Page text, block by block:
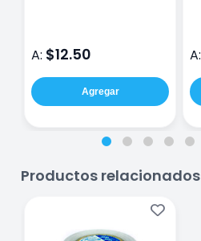
A: $12.50
Agregar
A:
Productos relacionados